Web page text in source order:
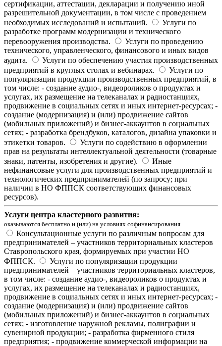
сертификации, аттестации, декларации и получению иной
разрешительной документации, в том числе с проведением
необходимых исследований и испытаний.
Услуги по
разработке программ модернизации и технического
перевооружения производства.
Услуги по проведению
технического, управленческого, финансового и иных видов
аудита.
Услуги по обеспечению участия производственных
предприятий в круглых столах и вебинарах.
Услуги по
популяризации продукции производственных предприятий, в
том числе: - создание аудио-, видеороликов о продуктах и
услугах, их размещение на телеканалах и радиостанциях,
продвижение в социальных сетях и иных интернет-ресурсах; -
создание (модернизация) и (или) продвижение сайтов
(мобильных приложений) и бизнес-аккаунтов в социальных
сетях; - разработка брендбуков, каталогов, дизайна упаковки и
этикетки товаров.
Услуги по содействию в оформлении
прав на результаты интеллектуальной деятельности (товарные
знаки, патенты, изобретения и другие).
Иные
нефинансовые услуги для производственных предприятий и
технологических предпринимателей (по запросу; при
наличии в НО ФППСК соответствующих финансовых
ресурсов).
Услуги центра кластерного развития:
оказываются бесплатно и (или) на условиях софинансирования
Консультационные услуги по различным вопросам для
предпринимателей – участников территориальных кластеров
Ставропольского края, формируемых при участии НО
ФППСК.
Услуги по популяризации продукции
предпринимателей – участников территориальных кластеров,
в том числе: - создание аудио-, видеороликов о продуктах и
услугах, их размещение на телеканалах и радиостанциях,
продвижение в социальных сетях и иных интернет-ресурсах; -
создание (модернизация) и (или) продвижение сайтов
(мобильных приложений) и бизнес-аккаунтов в социальных
сетях; - изготовление наружной рекламы, полиграфии и
сувенирной продукции; - разработка фирменного стиля
предприятия; - продвижение коммерческой информации на